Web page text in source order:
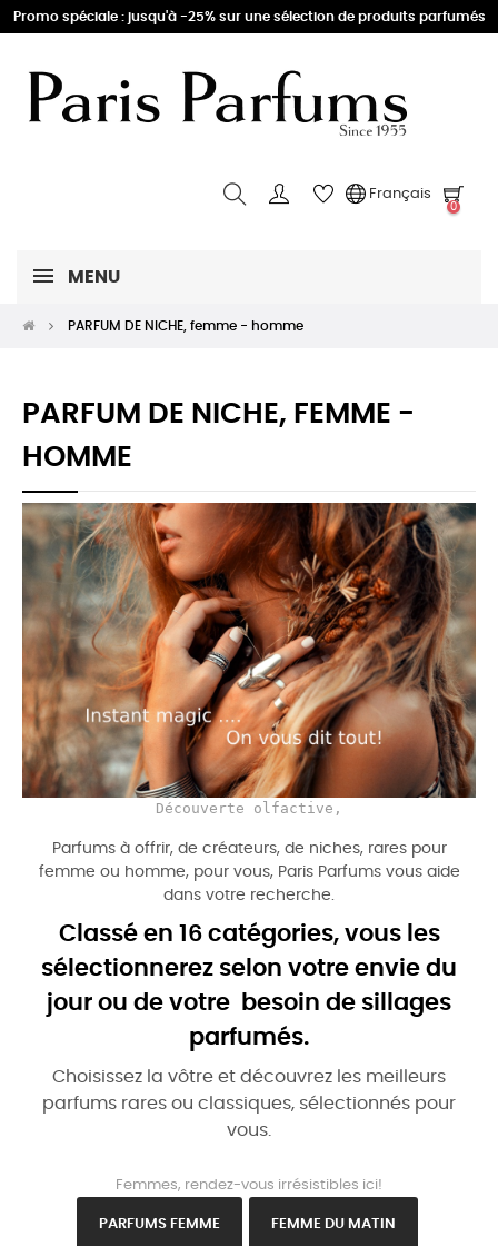
Promo spéciale : jusqu'à -25% sur une sélection de produits parfumés
Français
0
MENU
PARFUM DE NICHE, femme - homme
PARFUM DE NICHE, FEMME -
HOMME
Découverte olfactive,
Parfums à offrir, de créateurs, de niches, rares pour
femme ou homme, pour vous, Paris Parfums vous aide
dans votre recherche.
Classé en 16 catégories, vous les
sélectionnerez selon votre envie du
jour ou de votre besoin de sillages
parfumés.
Choisissez la vôtre et découvrez les meilleurs
parfums rares ou classiques, sélectionnés pour
vous.
Femmes, rendez-vous irrésistibles ici!
PARFUMS FEMME FEMME DU MATIN